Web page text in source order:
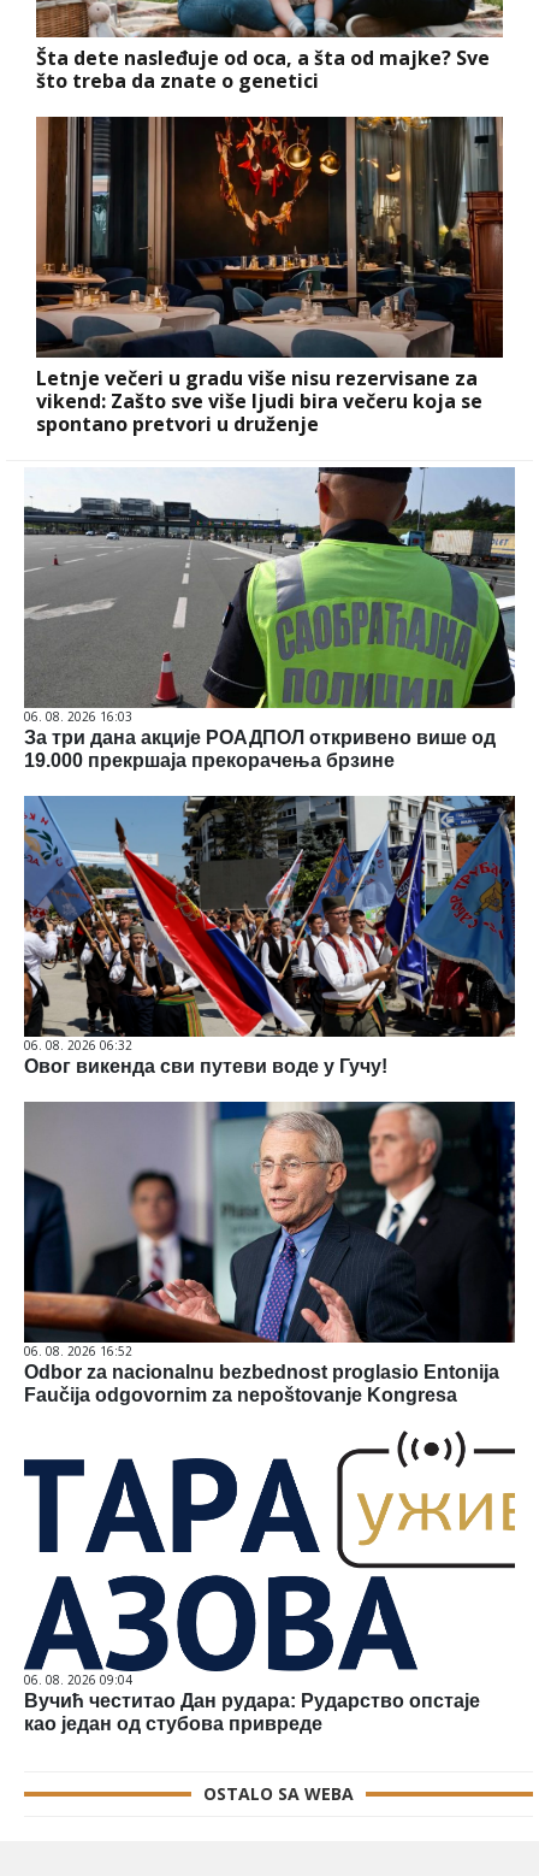
Šta dete nasleđuje od oca, a šta od majke? Sve
što treba da znate o genetici
Letnje večeri u gradu više nisu rezervisane za
vikend: Zašto sve više ljudi bira večeru koja se
spontano pretvori u druženje
06. 08. 2026 16:03
За три дана акције РОАДПОЛ откривено више од
19.000 прекршаја прекорачења брзине
06. 08. 2026 06:32
Овог викенда сви путеви воде у Гучу!
06. 08. 2026 16:52
Odbor za nacionalnu bezbednost proglasio Entonija
Faučija odgovornim za nepoštovanje Kongresa
06. 08. 2026 09:04
Вучић честитао Дан рудара: Рударство опстаје
као један од стубова привреде
OSTALO SA WEBA